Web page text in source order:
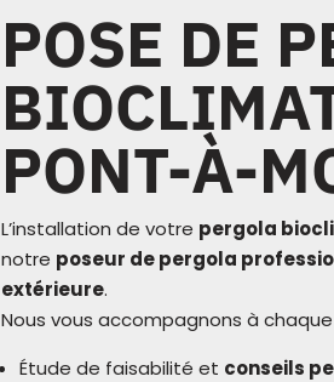
POSE DE
PONT-À-
L’installation de votre pergola
notre poseur de pergola
extérieure.
Nous vous accompagnons à
Étude de faisabilité et conseils